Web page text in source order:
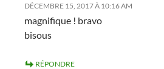
DÉCEMBRE 15, 2017 À 10:16 AM
magnifique ! bravo
bisous
RÉPONDRE